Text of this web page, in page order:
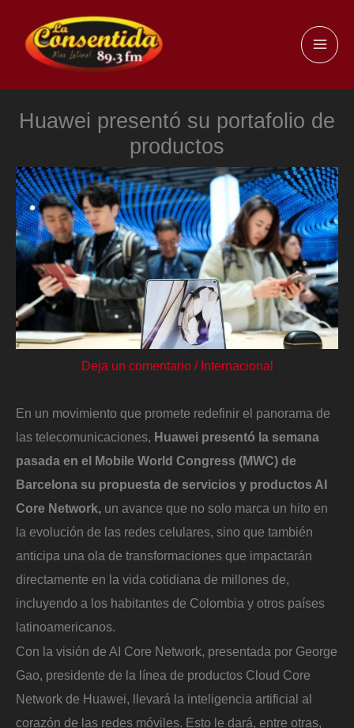
contenido
Huawei presentó su portafolio de
productos
Deja un comentario / Internacional
En un movimiento que promete redefinir el panorama de
las telecomunicaciones, Huawei presentó la semana
pasada en el Mobile World Congress (MWC) de
Barcelona su propuesta de servicios y productos AI
Core Network, un avance que no solo marca un hito en
la evolución de las redes celulares, sino que también
anticipa una ola de transformaciones que impactarán
directamente en la vida cotidiana de millones de,
incluyendo a los habitantes de Colombia y otros países
latinoamericanos.
Con la visión de AI Core Network, presentada por George
Gao, presidente de la línea de productos Cloud Core
Network de Huawei, llevará la inteligencia artificial al
corazón de las redes móviles. Esto le dará, entre otras,